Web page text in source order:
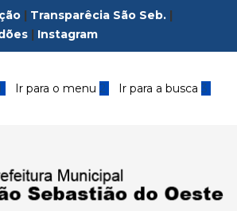
| Transparêcia São Seb. |
| Instagram
Ir para o menu 2 Ir para a busca3